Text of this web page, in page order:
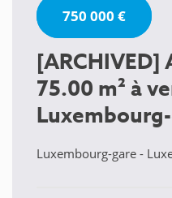
750 000 €
75.00 m² à
Luxembourg-gare -